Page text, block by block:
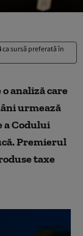
ca sursă preferată în
analiză care
urmează
a Codului
Premierul
taxe